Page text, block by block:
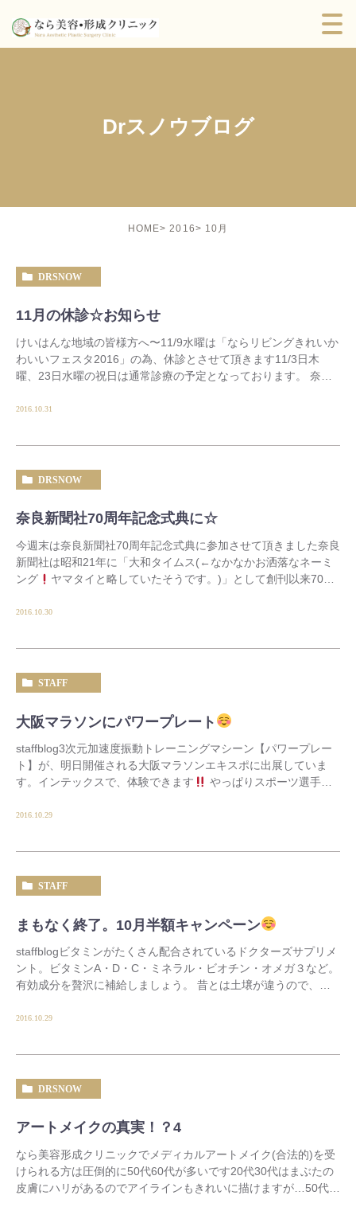
Drスノウブログ
HOME 2016 10月
DRSNOW
11月の休診☆お知らせ
けいはんな地域の皆様方へ〜11/9水曜は「ならリビングきれいか
わいいフェスタ2016」の為、休診とさせて頂きます11/3日木
曜、23日水曜の祝日は通常診療の予定となっております。 奈良
2016.10.31
DRSNOW
奈良新聞社70周年記念式典に☆
今週末は奈良新聞社70周年記念式典に参加させて頂きました奈良
新聞社は昭和21年に「大和タイムス(←なかなかお洒落なネーミ
ング
ヤマタイと略していたそうです。)」として創刊以来70周
2016.10.30
STAFF
大阪マラソンにパワープレート
staffblog3次元加速度振動トレーニングマシーン【パワープレー
ト】が、明日開催される大阪マラソンエキスポに出展していま
す。インテックスで、体験できます
やっぱりスポーツ選手に
2016.10.29
STAFF
まもなく終了。10月半額キャンペーン
staffblogビタミンがたくさん配合されているドクターズサプリメ
ント。ビタミンA・D・C・ミネラル・ビオチン・オメガ３など。
有効成分を贅沢に補給しましょう。 昔とは土壌が違うので、同
2016.10.29
DRSNOW
アートメイクの真実！？4
なら美容形成クリニックでメディカルアートメイク(合法的)を受
けられる方は圧倒的に50代60代が多いです20代30代はまぶたの
皮膚にハリがあるのでアイラインもきれいに描けますが…50代